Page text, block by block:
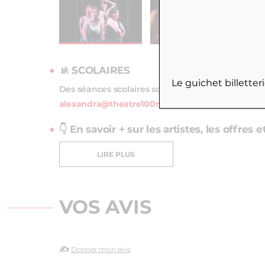
🚸 SCOLAIRES
Des séances scolaires sont programmées pour
alexandra@theatre100noms.com
👇 En savoir + sur les artistes, les offres
LIRE PLUS
VOS AVIS
✍️ Donner mon avis
Le guichet